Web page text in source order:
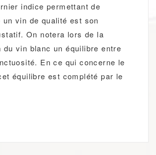
indice permettant de
un vin de qualité est son
On notera lors de la
du vin blanc un équilibre entre
En ce qui concerne le
équilibre est complété par le